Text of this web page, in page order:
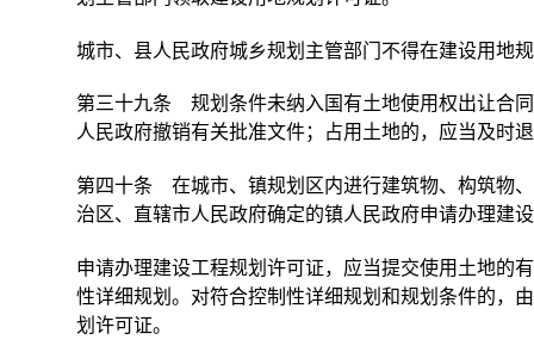
城市、县人民政府城乡规划主管部门不得在建设用地
第三十九条 规划条件未纳入国有土地使用权出让合
人民政府撤销有关批准文件；占用土地的，应当及时
第四十条 在城市、镇规划区内进行建筑物、构筑物
治区、直辖市人民政府确定的镇人民政府申请办理建
申请办理建设工程规划许可证，应当提交使用土地的
性详细规划。对符合控制性详细规划和规划条件的，
划许可证。